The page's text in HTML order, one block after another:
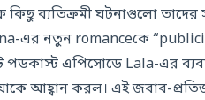
ব্যতিক্রমী ঘটনাগুলো তাদের
এর নতুন romanceকে
পডকাস্ট এপিসোডে Lala-এর
আহ্বান করল। এই জবাব-